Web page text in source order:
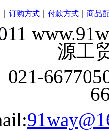
订购方式 付款方式 商品
源工
021-